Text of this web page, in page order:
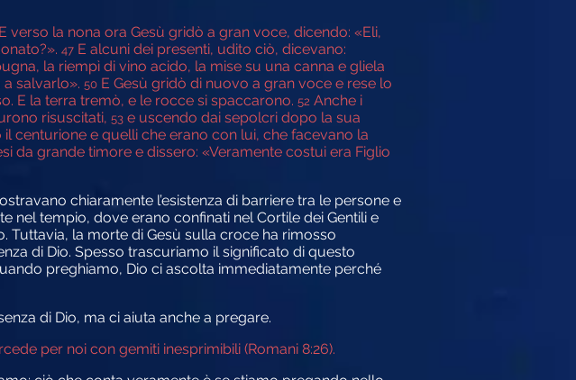
E verso la nona ora Gesù gridò a gran voce, dicendo: «Eli,
47 E alcuni dei presenti, udito ciò, dicevano:
la riempì di vino acido, la mise su una canna e gliela
salvarlo». 50 E Gesù gridò di nuovo a gran voce e rese lo
E la terra tremò, e le rocce si spaccarono. 52 Anche i
risuscitati, 53 e uscendo dai sepolcri dopo la sua
il centurione e quelli che erano con lui, che facevano la
da grande timore e dissero: «Veramente costui era Figlio
chiaramente l’esistenza di barriere tra le persone e
nel tempio, dove erano confinati nel Cortile dei Gentili e
Tuttavia, la morte di Gesù sulla croce ha rimosso
di Dio. Spesso trascuriamo il significato di questo
preghiamo, Dio ci ascolta immediatamente perché
di Dio, ma ci aiuta anche a pregare.
per noi con gemiti inesprimibili (Romani 8:26).